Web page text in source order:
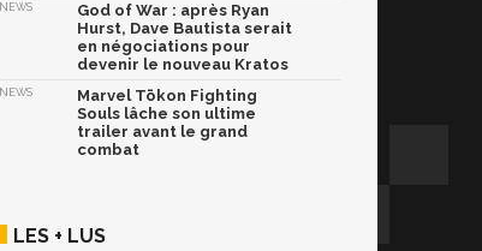
NEWS
God of War : après Ryan
Hurst, Dave Bautista serait
en négociations pour
devenir le nouveau Kratos
NEWS
Marvel Tōkon Fighting
Souls lâche son ultime
trailer avant le grand
combat
LES + LUS